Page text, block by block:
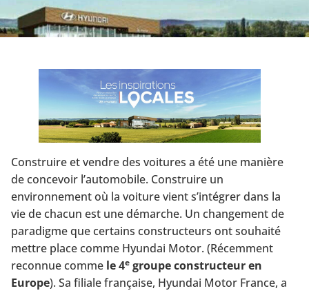
Construire et vendre des voitures a été une manière
de concevoir l’automobile. Construire un
environnement où la voiture vient s’intégrer dans la
vie de chacun est une démarche. Un changement de
paradigme que certains constructeurs ont souhaité
mettre place comme Hyundai Motor. (Récemment
reconnue comme le 4e groupe constructeur en
Europe). Sa filiale française, Hyundai Motor France, a